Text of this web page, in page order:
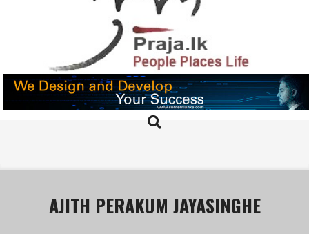
PRAJA.LK
Search
AJITH PERAKUM JAYASINGHE